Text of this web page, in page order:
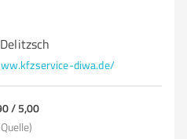
diwa.de/
/ 5,00